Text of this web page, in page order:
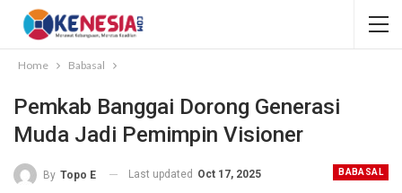
Home Babasal
Pemkab Banggai Dorong Generasi
Muda Jadi Pemimpin Visioner
BABASAL
By Topo E Last updated Oct 17, 2025